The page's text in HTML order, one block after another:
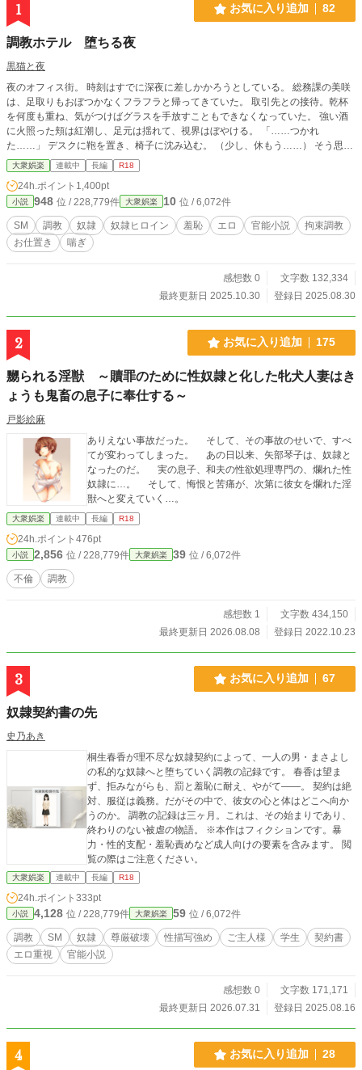
1 お気に入り追加 82
調教ホテル 堕ちる夜
黒猫と夜
夜のオフィス街。 時刻はすでに深夜に差しかかろうとしている。 総務課の美咲
は、足取りもおぼつかなくフラフラと帰ってきていた。 取引先との接待。乾杯
を何度も重ね、気がつけばグラスを手放すこともできなくなっていた。 強い酒
に火照った頬は紅潮し、足元は揺れて、視界はぼやける。 「……つかれ
た……」 デスクに鞄を置き、椅子に沈み込む。 （少し、休もう……） そう思っ
た瞬間、心の奥に沈んでいた黒い言葉が、アルコールにほだされて浮かび上が
る。 口にしてはいけないはずの言葉。 絶対に、誰にも聞かれてはいけない秘
密。 それが、美咲の唇からこぼれた。 ――「……課の経費を横領した……。も
しバレたら解雇、裁判……終わりだ……」 酒のせいだと分かっている。 酔いに
任せて、心の奥底の不安を口にしてしまった。 誰もいないと思い込んでいたか
ら、余計に無防備に声が漏れた。 だが、その油断は致命的だった。 「……なる
ほど。終わり、か」 背後から、低く湿った声。 美咲の肩がビクリと跳ねる。 振
手にはスマートフォン。 黒い瞳が光を反射し、獲物を見下ろす捕食者のように
のは、録音中を示す赤いアイコン。 「証拠は、もう手に入れた」 その一言で、
美咲の心臓がどくんっと大きく跳ねた。 頭の奥がじんじんと痺れ、呼吸が荒く
なる。 （だめ……これが……外に出たら……私は……） 家族、職場、すべてが
崩れる光景が頭をよぎる。 言い訳はできない。確かに口にしてしまったのだか
ら。 「やめて……お願い……」 震える声。涙で濡れた目が男を見上げる。 だ
が、返ってくるのは冷たい笑みだけだった。 「従え。逆らえば、この録音はす
分の未来を、人差し指一つで握られている――その現実が、体を硬直させる。
恐怖と羞恥と、どうしようもない無力感が、彼女を締めつけていた。 ――こう
して始まる。 美咲が「堕ちる理由」の物語が。
大衆娯楽 連載中 長編 R18
24h.ポイント 1,400pt
小説 948 位 / 228,779件 大衆娯楽 10 位 / 6,072件
SM 調教 奴隷 奴隷ヒロイン 羞恥 エロ 官能小説
拘束調教
お仕置き
喘ぎ
感想数 0
文字数 132,334
最終更新日 2025.10.30
登録日 2025.08.30
2 お気に入り追加 175
嬲られる淫獣 ～贖罪のために性奴隷と化した牝犬人妻はき
ょうも鬼畜の息子に奉仕する～
戸影絵麻
ありえない事故だった。 そして、その事故のせいで、すべ
てが変わってしまった。 あの日以来、矢部琴子は、奴隷と
なったのだ。 実の息子、和夫の性欲処理専門の、爛れた性
奴隷に…。 そして、悔恨と苦痛が、次第に彼女を爛れた淫
獣へと変えていく…。
大衆娯楽 連載中 長編 R18
24h.ポイント 476pt
小説 2,856 位 / 228,779件 大衆娯楽 39 位 / 6,072件
不倫 調教
感想数 1
文字数 434,150
最終更新日 2026.08.08
登録日 2022.10.23
3 お気に入り追加 67
奴隷契約書の先
史乃あき
桐生春香が理不尽な奴隷契約によって、一人の男・まさよし
の私的な奴隷へと堕ちていく調教の記録です。 春香は望ま
ず、拒みながらも、罰と羞恥に耐え、やがて――。 契約は絶
対、服従は義務。だがその中で、彼女の心と体はどこへ向か
うのか。 調教の記録は三ヶ月。これは、その始まりであり、
終わりのない被虐の物語。 ※本作はフィクションです。暴
力・性的支配・羞恥責めなど成人向けの要素を含みます。 閲
覧の際はご注意ください。
大衆娯楽 連載中 長編 R18
24h.ポイント 333pt
小説 4,128 位 / 228,779件 大衆娯楽 59 位 / 6,072件
調教 SM 奴隷 尊厳破壊 性描写強め ご主人様 学生
契約書
エロ重視
官能小説
感想数 0
文字数 171,171
最終更新日 2026.07.31
登録日 2025.08.16
4 お気に入り追加 28